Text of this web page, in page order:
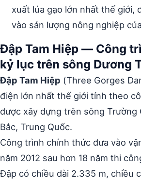
xuất lúa gạo lớn nhất thế giới,
vào sản lượng nông nghiệp
Đập Tam Hiệp — Công
kỷ lục trên sông Dương
Đập Tam Hiệp (Three Gorges
điện lớn nhất thế giới tính theo
được xây dựng trên sông Trường
Bắc, Trung Quốc.
Công trình chính thức đưa vào
năm 2012 sau hơn 18 năm thi
Đập có chiều dài 2.335 m, chiều